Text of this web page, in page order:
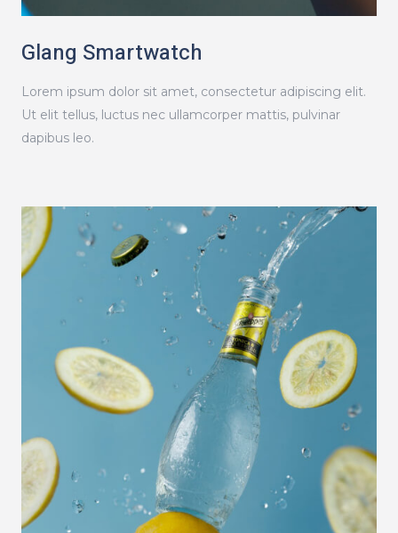
Glang Smartwatch
Lorem ipsum dolor sit amet, consectetur adipiscing elit.
Ut elit tellus, luctus nec ullamcorper mattis, pulvinar
dapibus leo.